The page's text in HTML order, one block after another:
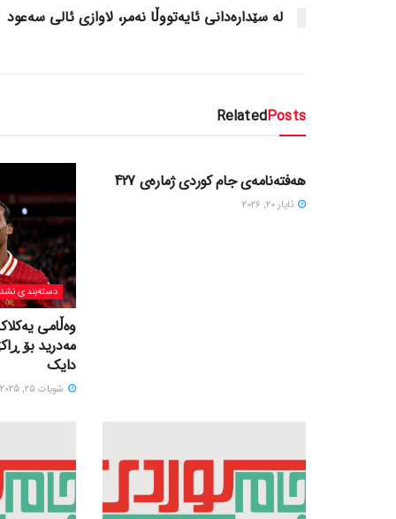
له‌ سێداره‌دانی ئایه‌تووڵا نه‌مر، لاوازی ئالی سه‌عود
RelatedPosts
هەفتەنامەی جام کوردی ژمارەی 427
ئایار 20, 2026
دسته‌بندی
وەڵامی
مەدرید بۆ
دایک
شوبات 25, 2025